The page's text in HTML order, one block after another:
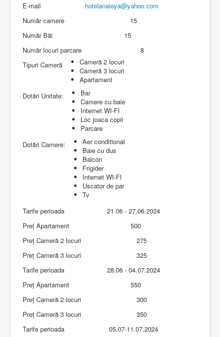
E-mail
hotelanaleya​@​yahoo.com
Număr camere
15
Număr Băi
15
Număr locuri parcare
8
Tipuri Cameră
Cameră 2 locuri
Cameră 3 locuri
Apartament
Dotări Unitate:
Bar
Camere cu baie
Internet WI-FI
Loc joaca copii
Parcare
Dotări Camere:
Aer conditionat
Baie cu dus
Balcon
Frigider
Internet WI-FI
Uscator de par
Tv
Tarife perioada
21.06 - 27.06.2024
Preț Apartament
500
Preț Cameră 2 locuri
275
Preț Cameră 3 locuri
325
Tarife perioada
28.06 - 04.07.2024
Preț Apartament
550
Preț Cameră 2 locuri
300
Preț Cameră 3 locuri
350
Tarife perioada
05.07-11.07.2024